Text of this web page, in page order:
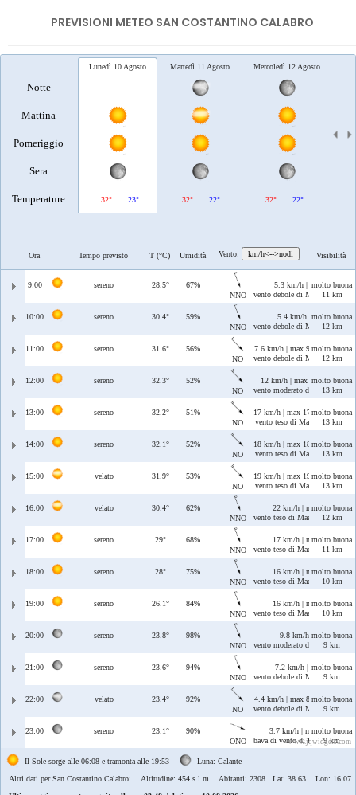
PREVISIONI METEO SAN COSTANTINO CALABRO
Notte
Mattina
Pomeriggio
Sera
Temperature
Lunedì 10 Agosto
32° 23°
Martedì 11 Agosto
32° 22°
Mercoledì 12 Agosto
32° 22°
Ora Tempo previsto T (°C) Umidità Vento: km/h<-->nodi Visibilità
9:00 sereno 28.5°
67%
NNO
5.3 km/h | max 8.3 km/h
vento debole di Maestrale/
molto buona
11 km
10:00 sereno 30.4°
59%
NNO
5.4 km/h | max 8 km/h
vento debole di Maestrale/
molto buona
12 km
11:00 sereno 31.6°
56%
NO
7.6 km/h | max 9.6 km/h
vento debole di Maestrale
molto buona
12 km
12:00 sereno 32.3°
52%
NO
12 km/h | max 12 km/h
vento moderato di Maestrale
molto buona
13 km
13:00 sereno 32.2°
51%
NO
17 km/h | max 17 km/h
vento teso di Maestrale
molto buona
13 km
14:00 sereno 32.1°
52%
NO
18 km/h | max 18 km/h
vento teso di Maestrale
molto buona
13 km
15:00 velato 31.9°
53%
NO
19 km/h | max 19 km/h
vento teso di Maestrale
molto buona
13 km
16:00 velato 30.4°
62%
NNO
22 km/h | max 23 km/h
vento teso di Maestrale/
molto buona
12 km
17:00 sereno 29°
68%
NNO
17 km/h | max 17 km/h
vento teso di Maestrale/
molto buona
11 km
18:00 sereno 28°
75%
NNO
16 km/h | max 16 km/h
vento teso di Maestrale/
molto buona
10 km
19:00 sereno 26.1°
84%
NNO
16 km/h | max 16 km/h
vento teso di Maestrale/
molto buona
10 km
20:00 sereno 23.8°
98%
NNO
9.8 km/h | max 16 km/
vento moderato di Maestrale/
molto buona
9 km
21:00 sereno 23.6°
94%
NNO
7.2 km/h | max 12 km/h
vento debole di Maestrale/
molto buona
9 km
22:00 velato 23.4°
92%
NO
4.4 km/h | max 8.8 km/h
vento debole di Maestrale
molto buona
9 km
23:00 sereno 23.1°
90%
ONO
3.7 km/h | max 5.3 km/h
bava di vento di Ponente/
molto buona
9 km
www.jqwidgets.com
Il Sole sorge alle 06:08 e tramonta alle 19:53
Luna: Calante
Altri dati per San Costantino Calabro: Altitudine: 454 s.l.m. Abitanti: 2308 Lat: 38.63 Lon: 16.07